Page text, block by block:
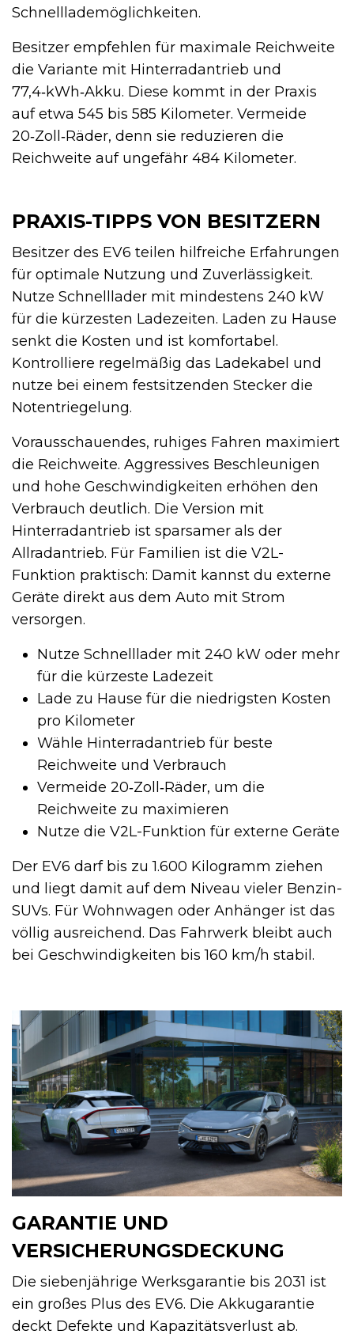
Schnelllademöglichkeiten.
Besitzer empfehlen für maximale Reichweite
die Variante mit Hinterradantrieb und
77,4‑kWh‑Akku. Diese kommt in der Praxis
auf etwa 545 bis 585 Kilometer. Vermeide
20‑Zoll‑Räder, denn sie reduzieren die
Reichweite auf ungefähr 484 Kilometer.
PRAXIS-TIPPS VON BESITZERN
Besitzer des EV6 teilen hilfreiche Erfahrungen
für optimale Nutzung und Zuverlässigkeit.
Nutze Schnelllader mit mindestens 240 kW
für die kürzesten Ladezeiten. Laden zu Hause
senkt die Kosten und ist komfortabel.
Kontrolliere regelmäßig das Ladekabel und
nutze bei einem festsitzenden Stecker die
Notentriegelung.
Vorausschauendes, ruhiges Fahren maximiert
die Reichweite. Aggressives Beschleunigen
und hohe Geschwindigkeiten erhöhen den
Verbrauch deutlich. Die Version mit
Hinterradantrieb ist sparsamer als der
Allradantrieb. Für Familien ist die V2L-
Funktion praktisch: Damit kannst du externe
Geräte direkt aus dem Auto mit Strom
versorgen.
Nutze Schnelllader mit 240 kW oder mehr
für die kürzeste Ladezeit
Lade zu Hause für die niedrigsten Kosten
pro Kilometer
Wähle Hinterradantrieb für beste
Reichweite und Verbrauch
Vermeide 20‑Zoll‑Räder, um die
Reichweite zu maximieren
Nutze die V2L-Funktion für externe Geräte
Der EV6 darf bis zu 1.600 Kilogramm ziehen
und liegt damit auf dem Niveau vieler Benzin-
SUVs. Für Wohnwagen oder Anhänger ist das
völlig ausreichend. Das Fahrwerk bleibt auch
bei Geschwindigkeiten bis 160 km/h stabil.
GARANTIE UND
VERSICHERUNGSDECKUNG
Die siebenjährige Werksgarantie bis 2031 ist
ein großes Plus des EV6. Die Akkugarantie
deckt Defekte und Kapazitätsverlust ab.